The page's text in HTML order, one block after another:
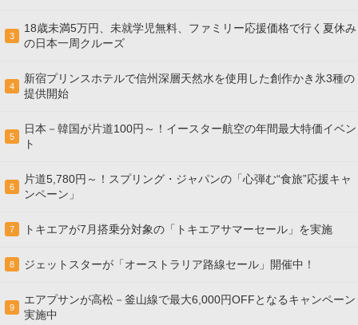
3
18歳未満5万円、未就学児無料、ファミリー応援価格で行く夏休み
の日本一周クルーズ
4
新宿プリンスホテルで信州深層天然水を使用した創作かき氷3種の
提供開始
5
日本－韓国が片道100円～！イースター航空の年間最大特価イベン
ト
6
片道5,780円～！スプリング・ジャパンの「心弾む“食旅”応援キャ
ンペーン」
7 トキエアが7月搭乗分対象の「トキエアサマーセール」を実施
8 ジェットスターが「オーストラリア路線セール」開催中！
9
エアプサンが高松－釜山線で最大6,000円OFFとなるキャンペーン
実施中